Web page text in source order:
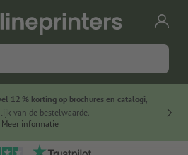
12 % korting op brochures en catalogi,
van de bestelwaarde.
Meer informatie